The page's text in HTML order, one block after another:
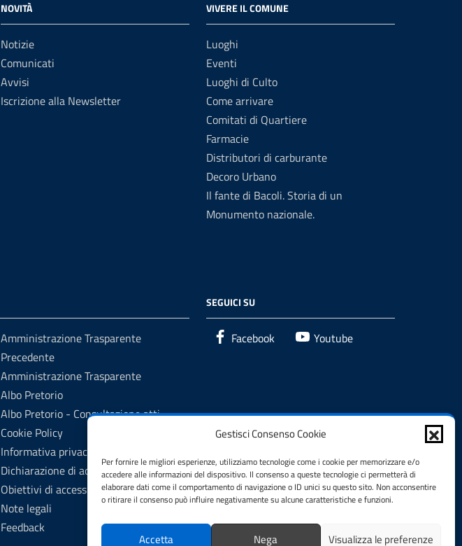
Gestisci Consenso Cookie
Per fornire le migliori esperienze, utilizziamo tecnologie come i cookie per memorizzare e/o
accedere alle informazioni del dispositivo. Il consenso a queste tecnologie ci permetterà di
elaborare dati come il comportamento di navigazione o ID unici su questo sito. Non acconsentire
o ritirare il consenso può influire negativamente su alcune caratteristiche e funzioni.
Accetta Nega Visualizza le preferenze
NOVITÀ
Notizie
Comunicati
Avvisi
Iscrizione alla Newsletter
VIVERE IL COMUNE
Luoghi
Eventi
Luoghi di Culto
Come arrivare
Comitati di Quartiere
Farmacie
Distributori di carburante
Decoro Urbano
Il fante di Bacoli. Storia di un
Monumento nazionale.
Amministrazione Trasparente
Precedente
Amministrazione Trasparente
Albo Pretorio
Albo Pretorio - Consultazione atti
Cookie Policy
Informativa privacy
Dichiarazione di accessibilità
Obiettivi di accessibilità
Note legali
Feedback
SEGUICI SU
Facebook Youtube